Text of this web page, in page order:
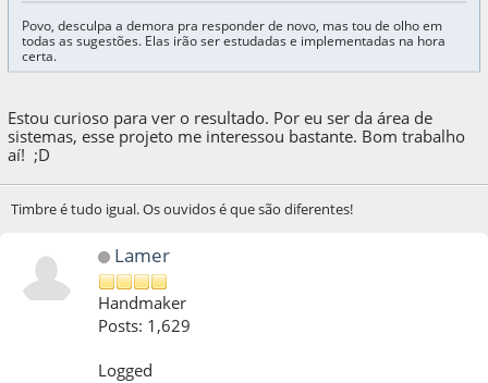
Povo, desculpa a demora pra responder de novo, mas tou de olho em
todas as sugestões. Elas irão ser estudadas e implementadas na hora
certa.
Estou curioso para ver o resultado. Por eu ser da área de
sistemas, esse projeto me interessou bastante. Bom trabalho
aí! ;D
Timbre é tudo igual. Os ouvidos é que são diferentes!
Lamer
Handmaker
Posts: 1,629
Logged